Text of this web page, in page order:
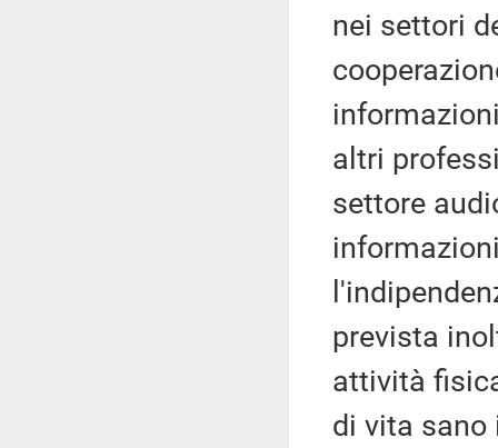
nei settori
altri
settore
prevista
attività
di vita sano